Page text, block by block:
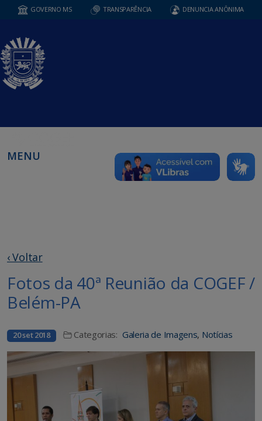
GOVERNO MS TRANSPARÊNCIA DENUNCIA ANÔNIMA
MENU
‹ Voltar
Fotos da 40ª Reunião da COGEF /
Belém-PA
20 set 2018 Categorias: Galeria de Imagens, Notícias